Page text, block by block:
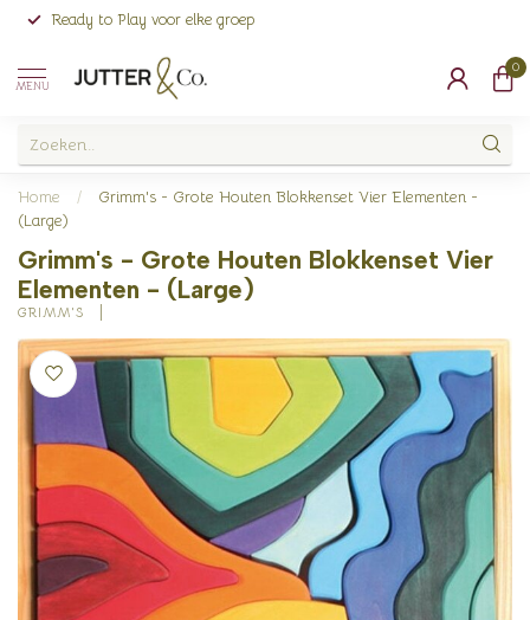
Ready to Play voor elke groep
MENU
0
Home /
Grimm's - Grote Houten Blokkenset Vier Elementen -
(Large)
Grimm's - Grote Houten Blokkenset Vier
Elementen - (Large)
GRIMM'S